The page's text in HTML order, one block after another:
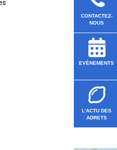
CONTACTEZ-
NOUS
EVÈNEMENTS
L’ACTU DES
ADRETS